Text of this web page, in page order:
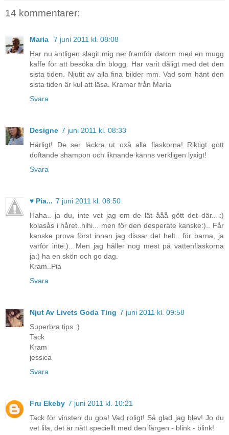
14 kommentarer:
Maria
7 juni 2011 kl. 08:08
Har nu äntligen slagit mig ner framför datorn med en mugg
kaffe för att besöka din blogg. Har varit dåligt med det den
sista tiden. Njutit av alla fina bilder mm. Vad som hänt den
sista tiden är kul att läsa. Kramar från Maria
Svara
Designe 7 juni 2011 kl. 08:33
Härligt! De ser läckra ut oxå alla flaskorna! Riktigt gott
doftande shampon och liknande känns verkligen lyxigt!
Svara
♥ Pia... 7 juni 2011 kl. 08:50
Haha.. ja du, inte vet jag om de lät ååå gött det där.. :)
kolasås i håret..hihi... men för den desperate kanske:).. Får
kanske prova först innan jag dissar det helt.. för barna, ja
varför inte:).. Men jag håller nog mest på vattenflaskorna
ja:) ha en skön och go dag.
Kram..Pia
Svara
Njut Av Livets Goda Ting 7 juni 2011 kl. 09:58
Superbra tips :)
Tack
Kram
jessica
Svara
Fru Ekeby 7 juni 2011 kl. 10:21
Tack för vinsten du goa! Vad roligt! Så glad jag blev! Jo du
vet lila, det är nått speciellt med den färgen - blink - blink!